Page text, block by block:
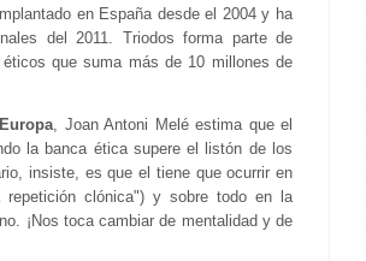
en España desde el 2004 y ha
del 2011. Triodos forma parte de
éticos que suma más de 10 millones de
, Joan Antoni Melé estima que el
la banca ética supere el listón de los
insiste, es que el tiene que ocurrir en
clónica") y sobre todo en la
¡Nos toca cambiar de mentalidad y de